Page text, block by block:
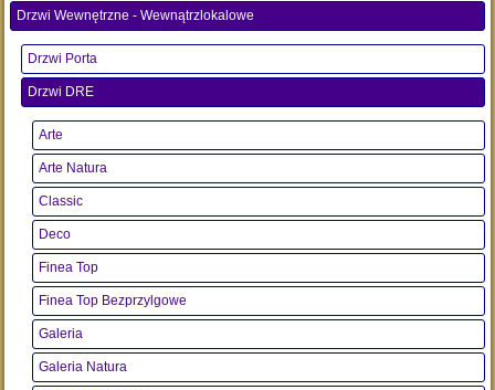
Drzwi Wewnętrzne - Wewnątrzlokalowe
Drzwi Porta
Drzwi DRE
Arte
Arte Natura
Classic
Deco
Finea Top
Finea Top Bezprzylgowe
Galeria
Galeria Natura